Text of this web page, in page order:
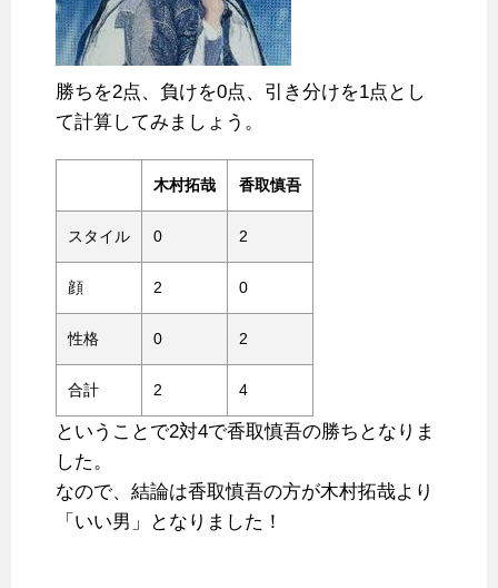
勝ちを2点、負けを0点、引き分けを1点とし
て計算してみましょう。
木村拓哉 香取慎吾
スタイル 0 2
顔 2 0
性格 0 2
合計 2 4
ということで2対4で香取慎吾の勝ちとなりま
した。
なので、結論は香取慎吾の方が木村拓哉より
「いい男」となりました！